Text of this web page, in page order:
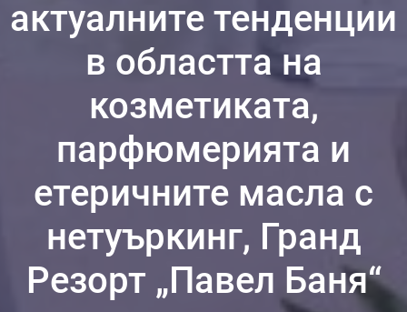
актуалните тенденции
в областта на
козметиката,
парфюмерията и
етеричните масла с
нетуъркинг, Гранд
Резорт „Павел Баня“